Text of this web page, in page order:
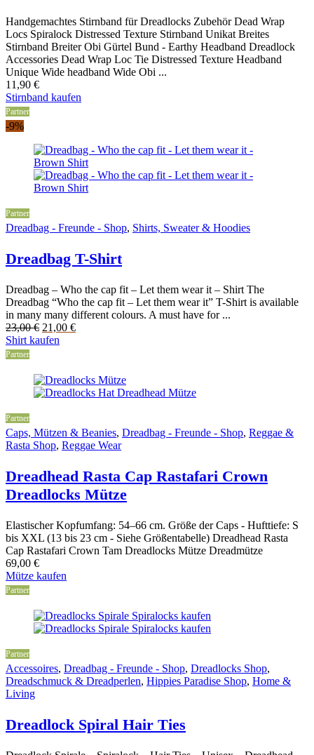
Handgemachtes Stirnband für Dreadlocks Zubehör Dead Wrap
Locs Spiralock Distressed Texture Stirnband Unikat Breites
Stirnband Breiter Obi Gürtel Bund - Earthy Headband Dreadlock
Accessories Dead Wrap Loc Tie Distressed Texture Headband
Unique Wide headband Wide Obi ...
11,90 €
Stirnband kaufen
Partner
-9%
Partner
Dreadbag - Freunde - Shop, Shirts, Sweater & Hoodies
Dreadbag T-Shirt
Dreadbag – Who the cap fit – Let them wear it – Shirt The
Dreadbag “Who the cap fit – Let them wear it” T-Shirt is available
in many many different colours. A must have for ...
23,00€ Original
price
21,00 €Current
Shirt kaufen
Partner
Partner
Caps, Mützen & Beanies, Dreadbag - Freunde - Shop, Reggae &
Rasta Shop, Reggae Wear
Dreadhead Rasta Cap Rastafari Crown
Dreadlocks Mütze
Elastischer Kopfumfang: 54–66 cm. Größe der Caps - Hufttiefe: S
bis XXL (13 bis 23 cm - Siehe Größentabelle) Dreadhead Rasta
Cap Rastafari Crown Tam Dreadlocks Mütze Dreadmütze
69,00 €
Mütze kaufen
Partner
Partner
Accessoires, Dreadbag - Freunde - Shop, Dreadlocks Shop,
Dreadschmuck & Dreadperlen, Hippies Paradise Shop, Home &
Living
Dreadlock Spiral Hair Ties